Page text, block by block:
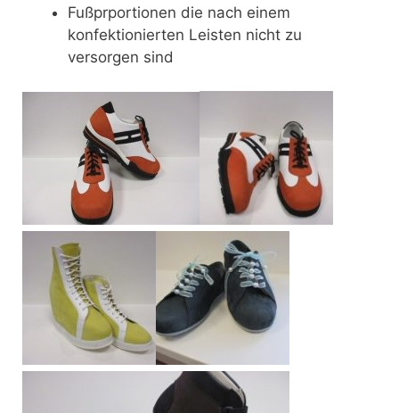
Fußprportionen die nach einem
konfektionierten Leisten nicht zu
versorgen sind